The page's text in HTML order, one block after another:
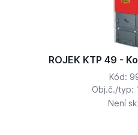
ROJEK KTP 49 -
Kód:
Obj.č./typ:
Není